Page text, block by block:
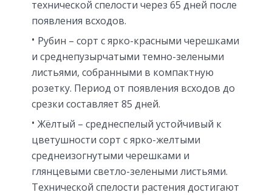
технической спелости через 65 дней после
появления всходов.
Рубин – сорт с ярко-красными черешками
и среднепузырчатыми темно-зелеными
листьями, собранными в компактную
розетку. Период от появления всходов до
срезки составляет 85 дней.
Жёлтый – среднеспелый устойчивый к
цветушности сорт с ярко-желтыми
среднеизогнутыми черешками и
глянцевыми светло-зелеными листьями.
Технической спелости растения достигают